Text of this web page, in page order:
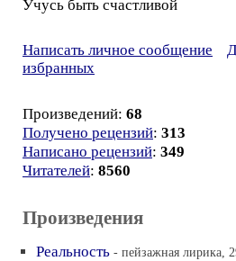
Учусь быть счастливой
Написать личное сообщение
избранных
Произведений: 68
Получено рецензий: 313
Написано рецензий: 349
Читателей: 8560
Произведения
Реальность - пейзажная лирика,